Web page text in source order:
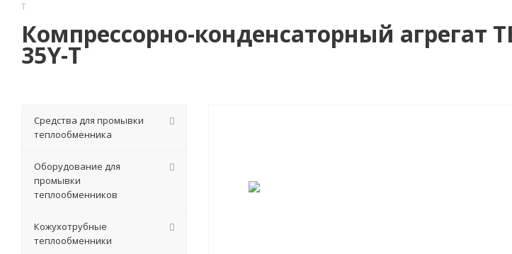
Т
Компрессорно-конденсаторный
35Y-Т
Средства для промывки
теплообменника
Оборудование для
промывки
теплообменников
Кожухотрубные
теплообменники